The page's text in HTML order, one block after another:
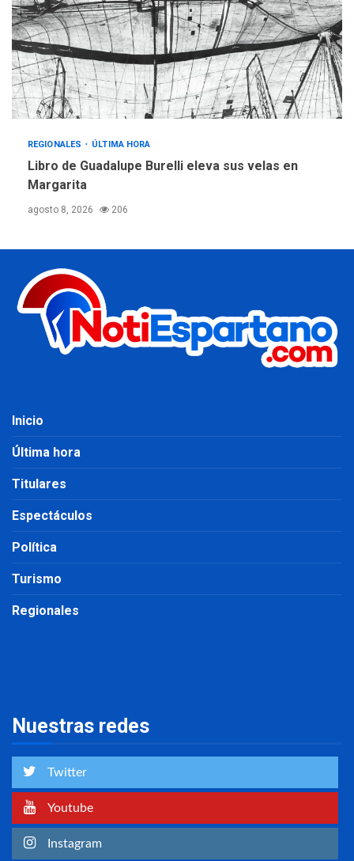
REGIONALES ÚLTIMA HORA
Libro de Guadalupe Burelli eleva sus velas en
Margarita
agosto 8, 2026 206
Inicio
Última hora
Titulares
Espectáculos
Política
Turismo
Regionales
Nuestras redes
Twitter
Youtube
Instagram